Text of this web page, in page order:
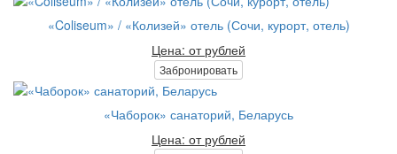
«Coliseum» / «Колизей» отель (Сочи, курорт, отель)
Цена: от рублей
Забронировать
«Чаборок» санаторий, Беларусь
Цена: от рублей